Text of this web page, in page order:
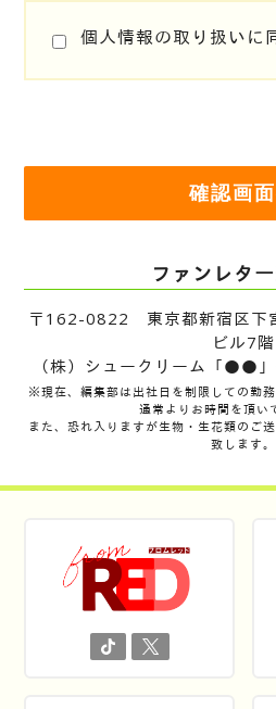
個人情報の取り扱いに
確認画
ファンレタ
〒162-0822 東京都新宿区下
ビル7階
（株）シュークリーム「
※現在、編集部は出社日を制限しての勤
通常よりお時間を頂い
また、恐れ入りますが生物・生花類のご
致します。